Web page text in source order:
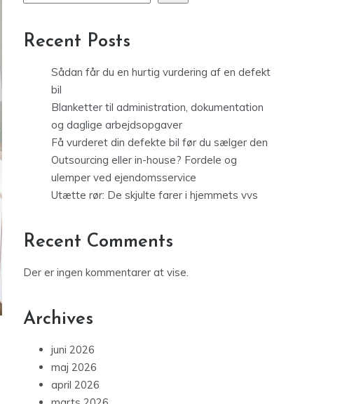
Recent Posts
Sådan får du en hurtig vurdering af en defekt
bil
Blanketter til administration, dokumentation
og daglige arbejdsopgaver
Få vurderet din defekte bil før du sælger den
Outsourcing eller in-house? Fordele og
ulemper ved ejendomsservice
Utætte rør: De skjulte farer i hjemmets vvs
Recent Comments
Der er ingen kommentarer at vise.
Archives
juni 2026
maj 2026
april 2026